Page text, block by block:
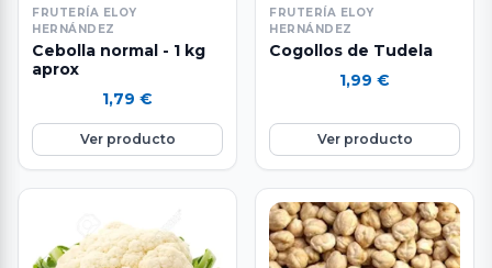
FRUTERÍA ELOY
HERNÁNDEZ
Cebolla normal - 1 kg
aprox
1,79 €
Ver producto
FRUTERÍA ELOY
HERNÁNDEZ
Cogollos de Tudela
1,99 €
Ver producto